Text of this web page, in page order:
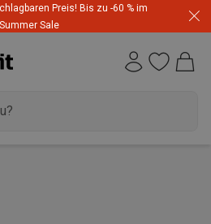
Preis! Bis zu -60 % im
Summer Sale